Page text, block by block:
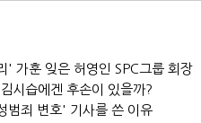
' 가훈 잊은 허영인 SPC그룹 회장
시습에겐 후손이 있을까?
범죄 변호' 기사를 쓴 이유